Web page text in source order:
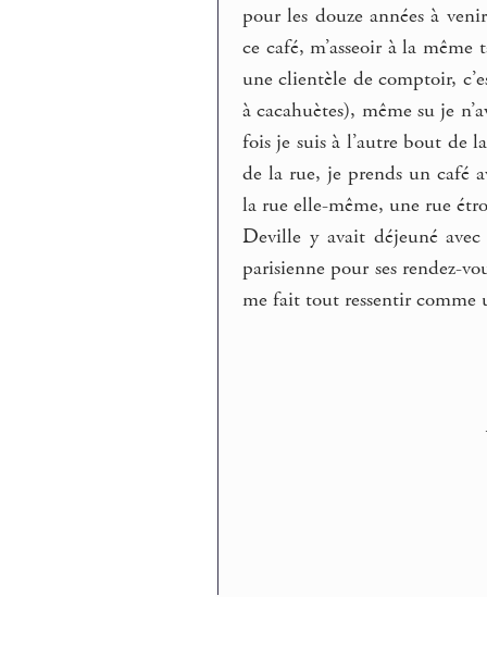
pour les douze années à
ce café, m’asseoir à la
une clientèle de comptoir,
à cacahuètes), même su je
fois je suis à l’autre bout de
de la rue, je prends un café
la rue elle-même, une rue
Deville y avait déjeuné
parisienne pour ses rendez-
me fait tout ressentir comme